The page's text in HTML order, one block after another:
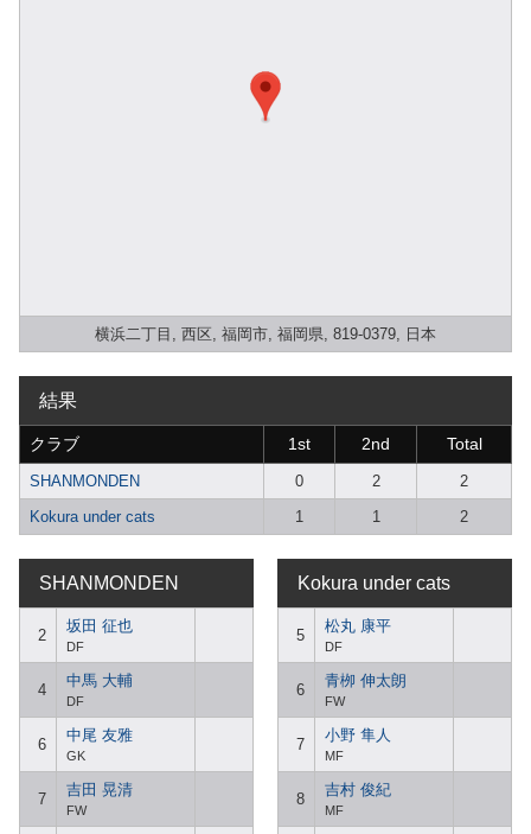
横浜二丁目, 西区, 福岡市, 福岡県, 819-0379, 日本
結果
クラブ 1st 2nd Total
SHANMONDEN 0 2
2
Kokura under cats
1 1 2
SHANMONDEN
2
坂田 征也
DF
4
中馬 大輔
DF
6
中尾 友雅
GK
7
吉田 晃清
FW
Kokura under cats
5
松丸 康平
DF
6
青栁 伸太朗
FW
7
小野 隼人
MF
8
吉村 俊紀
MF